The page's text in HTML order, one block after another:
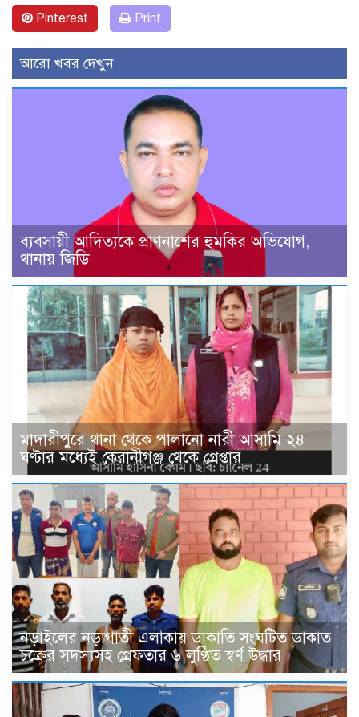
Pinterest Print
আরো খবর দেখুন
ব্যবসায়ী আদিত্যকে প্রাণনাশের হুমকির অভিযোগ,
থানায় জিডি
মাদারীপুরে থানা থেকে পালানো নারী আসামি ২৪
ঘণ্টার মধ্যেই কেরানীগঞ্জ থেকে গ্রেপ্তার
নড়াইলের নড়াগাতী এলাকায় ডাকাতি সংঘটিত ডাকাত
চক্রের সদস্যসহ গ্রেফতার ৬ লুণ্ঠিত স্বর্ণ উদ্ধার